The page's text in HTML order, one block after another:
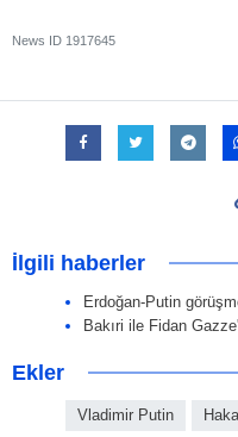
News ID 1917645
İlgili haberler
Erdoğan-Putin
Bakıri ile Fidan
Ekler
Vladimir Putin